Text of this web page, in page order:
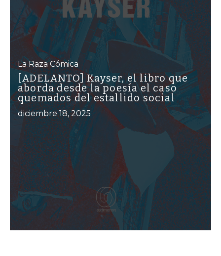
La Raza Cómica
[ADELANTO] Kayser, el libro que
aborda desde la poesía el caso
quemados del estallido social
diciembre 18, 2025